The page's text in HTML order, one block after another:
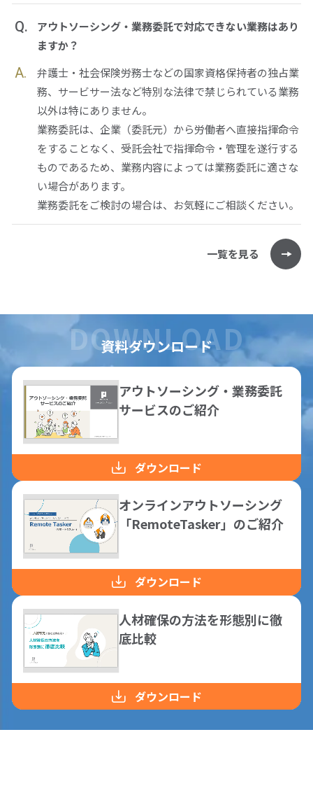
Q.
アウトソーシング・業務委託で対応できない業務はあり
ますか？
A.
弁護士・社会保険労務士などの国家資格保持者の独占業
務、サービサー法など特別な法律で禁じられている業務
以外は特にありません。
業務委託は、企業（委託元）から労働者へ直接指揮命令
をすることなく、受託会社で指揮命令・管理を遂行する
ものであるため、業務内容によっては業務委託に適さな
い場合があります。
業務委託をご検討の場合は、お気軽にご相談ください。
一覧を見る
資料ダウンロード
アウトソーシング・業務委託
サービスのご紹介
ダウンロード
オンラインアウトソーシング
「RemoteTasker」のご紹介
ダウンロード
人材確保の方法を形態別に徹
底比較
ダウンロード